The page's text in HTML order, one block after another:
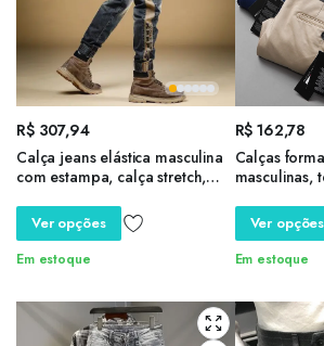
R$307,94
Calça jeans elástica masculina
com estampa, calça stretch,
outono coreana, tendência
inverno, Y2k, 2022
Ver opções
Em estoque
R$ 162,78
Calças
masculinas,
negócios,
primavera,
40
Ver opções
Em estoque